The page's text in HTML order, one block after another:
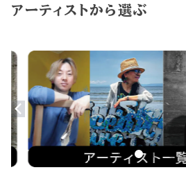
アーティストから選ぶ